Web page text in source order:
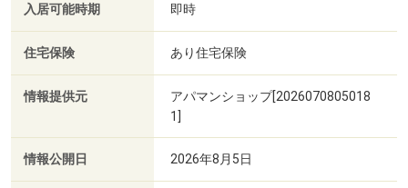
入居可能時期 即時
住宅保険 あり住宅保険
情報提供元
アパマンショップ[2026070805018
1]
情報公開日 2026年8月5日